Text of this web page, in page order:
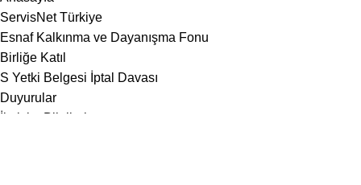
ServisNet Türkiye
Esnaf Kalkınma ve Dayanışma Fonu
Birliğe Katıl
S Yetki Belgesi İptal Davası
Duyurular
İletişim Bilgileri